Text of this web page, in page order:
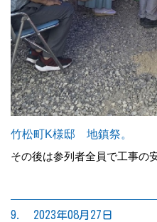
竹松町K様邸 地鎮祭。
その後は参列者全員で工事の
9. 2023年08月27日